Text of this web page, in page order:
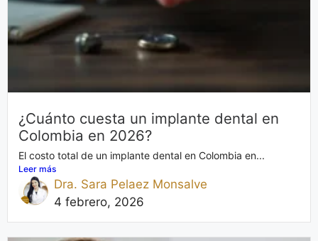
¿Cuánto cuesta un implante dental en
Colombia en 2026?
El costo total de un implante dental en Colombia en...
Leer más
Dra. Sara Pelaez Monsalve
4 febrero, 2026